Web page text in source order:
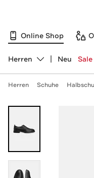
Online Shop
Abteilung ändern,
Herren Neu Sale
Herren Schuhe